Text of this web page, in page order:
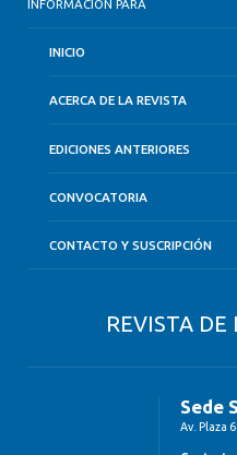
INFORMACIÓN PARA
INICIO
ACERCA DE LA REVISTA
EDICIONES ANTERIORES
CONVOCATORIA
CONTACTO Y SUSCRIPCIÓN
REVISTA DE
Sede
Av. Plaza